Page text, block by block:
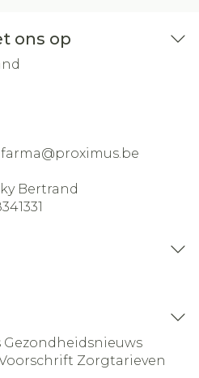
ons op
proximus.be
Bertrand
Gezondheidsnieuws
Zorgtarieven